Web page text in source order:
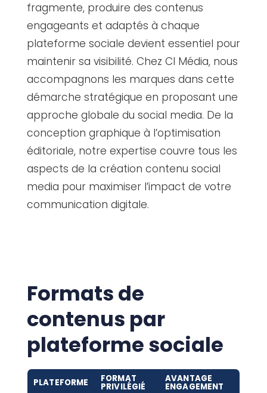
fragmente, produire des contenus
engageants et adaptés à chaque
plateforme sociale devient essentiel pour
maintenir sa visibilité. Chez CI Média, nous
accompagnons les marques dans cette
démarche stratégique en proposant une
approche globale du social media. De la
conception graphique à l’optimisation
éditoriale, notre expertise couvre tous les
aspects de la création contenu social
media pour maximiser l’impact de votre
communication digitale.
Formats de
contenus par
plateforme sociale
PLATEFORME FORMAT
PRIVILÉGIÉ
AVANTAGE
ENGAGEMENT